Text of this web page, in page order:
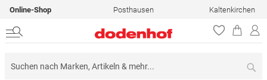
Online-Shop Posthausen Kaltenkirchen